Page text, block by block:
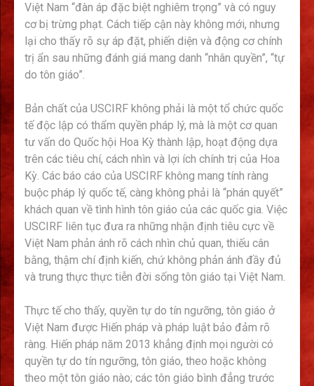
Việt Nam “đàn áp đặc biệt nghiêm trọng” và có nguy
cơ bị trừng phạt. Cách tiếp cận này không mới, nhưng
lại cho thấy rõ sự áp đặt, phiến diện và động cơ chính
trị ẩn sau những đánh giá mang danh “nhân quyền”, “tự
do tôn giáo”.
Bản chất của USCIRF không phải là một tổ chức quốc
tế độc lập có thẩm quyền pháp lý, mà là một cơ quan
tư vấn do Quốc hội Hoa Kỳ thành lập, hoạt động dựa
trên các tiêu chí, cách nhìn và lợi ích chính trị của Hoa
Kỳ. Các báo cáo của USCIRF không mang tính ràng
buộc pháp lý quốc tế, càng không phải là “phán quyết”
khách quan về tình hình tôn giáo của các quốc gia. Việc
USCIRF liên tục đưa ra những nhận định tiêu cực về
Việt Nam phản ánh rõ cách nhìn chủ quan, thiếu cân
bằng, thậm chí định kiến, chứ không phản ánh đầy đủ
và trung thực thực tiễn đời sống tôn giáo tại Việt Nam.
Thực tế cho thấy, quyền tự do tín ngưỡng, tôn giáo ở
Việt Nam được Hiến pháp và pháp luật bảo đảm rõ
ràng. Hiến pháp năm 2013 khẳng định mọi người có
quyền tự do tín ngưỡng, tôn giáo, theo hoặc không
theo một tôn giáo nào; các tôn giáo bình đẳng trước